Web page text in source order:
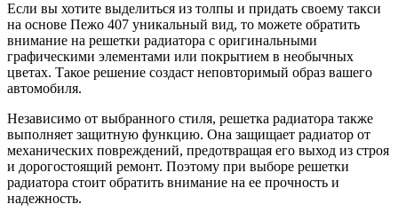
Если вы хотите выделиться из толпы и придать своему такси
на основе Пежо 407 уникальный вид, то можете обратить
внимание на решетки радиатора с оригинальными
графическими элементами или покрытием в необычных
цветах. Такое решение создаст неповторимый образ вашего
автомобиля.
Независимо от выбранного стиля, решетка радиатора также
выполняет защитную функцию. Она защищает радиатор от
механических повреждений, предотвращая его выход из строя
и дорогостоящий ремонт. Поэтому при выборе решетки
радиатора стоит обратить внимание на ее прочность и
надежность.